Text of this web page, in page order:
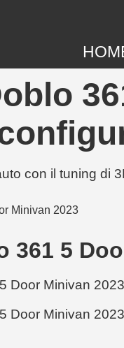
con il tuning di
361 5